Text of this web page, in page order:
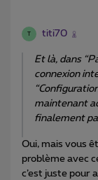
T titi70
Et là, dans
connexion
maintenant
finalement
Oui, mais vous
problème avec
c’est juste pour